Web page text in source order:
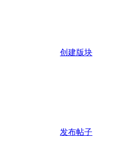
创建版块
发布帖子